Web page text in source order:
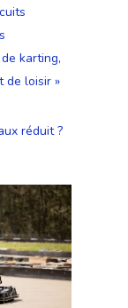
karting,
de loisir »
réduit ?